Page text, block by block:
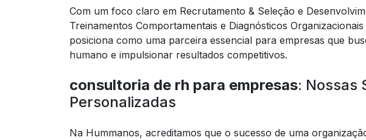
Com um foco claro em Recrutamento & Seleção e
Treinamentos Comportamentais e Diagnósticos
posiciona como uma parceira essencial para empresas que
humano e impulsionar resultados competitivos.
consultoria de rh para empresas: Nossas
Personalizadas
Na Hummanos, acreditamos que o sucesso de uma